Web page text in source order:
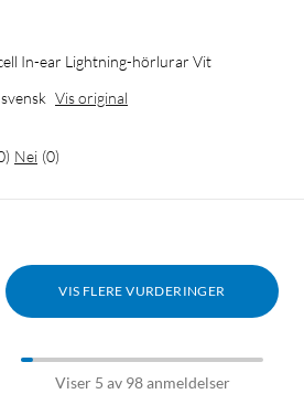
In-ear Lightning-hörlurar Vit
Vis original
) Nei (0)
VIS FLERE VURDERINGER
Viser 5 av 98 anmeldelser